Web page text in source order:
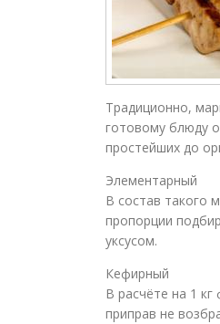
Традиционно,
готовому блюду
простейших до
Элементарный
В состав такого
пропорции
уксусом.
Кефирный
В расчёте на 1
приправ не